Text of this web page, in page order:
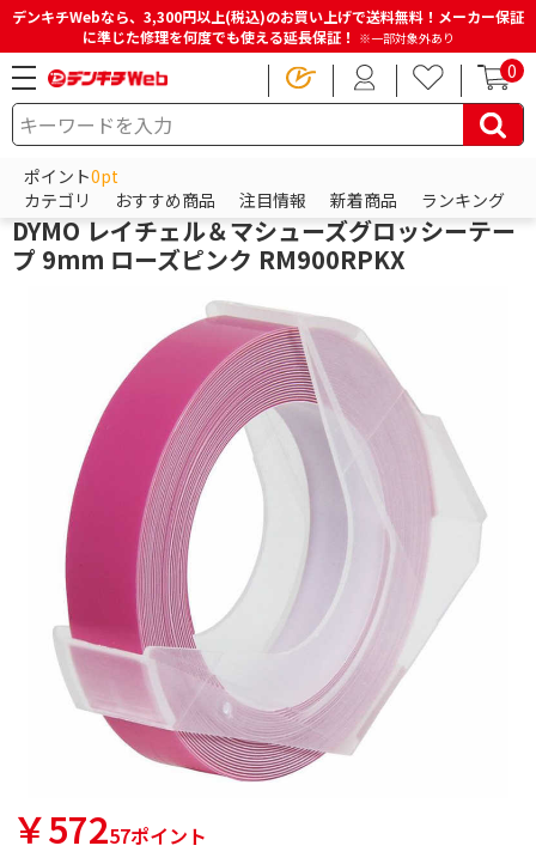
デンキチWebなら、3,300円以上(税込)のお買い上げで送料無料！メーカー保証
に準じた修理を何度でも使える延長保証！ ※一部対象外あり
0
ポイント0pt
カテゴリ
おすすめ商品 注目情報 新着商品 ランキング
HOME 商品一覧ページ 電子辞書・電話機・FAX・事務機器
ジット
DYMO レイチェル＆マシューズグロッシーテー
プ 9mm ローズピンク RM900RPKX
￥57257ポイント